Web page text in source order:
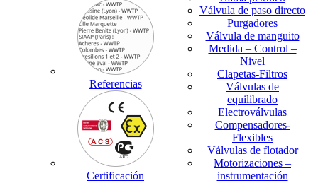
Referencias
Certificación
Válvula de paso directo
Purgadores
Válvula de manguito
Medida – Control –
Nivel
Clapetas-Filtros
Válvulas de
equilibrado
Electroválvulas
Compensadores-
Flexibles
Válvulas de flotador
Motorizaciones –
instrumentación